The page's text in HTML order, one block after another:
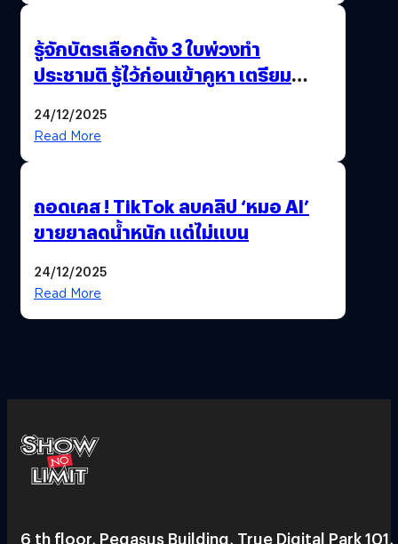
รู้จักบัตรเลือกตั้ง 3 ใบพ่วงทำ
ประชามติ รู้ไว้ก่อนเข้าคูหา เตรียม
24/12/2025
Read More
ถอดเคส ! TikTok ลบคลิป ‘หมอ AI’
ขายยาลดน้ำหนัก แต่ไม่แบน
24/12/2025
Read More
6 th floor, Pegasus Building, True Digital Park 101,